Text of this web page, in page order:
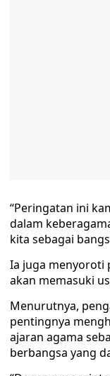
“Peringatan ini
dalam
kita sebagai
Ia juga menyoroti
akan memasuki
Menurutnya,
pentingnya
ajaran agama
berbangsa yang